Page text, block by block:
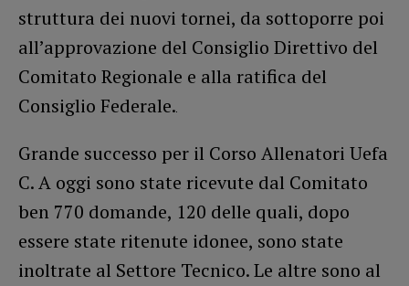
struttura dei nuovi tornei, da sottoporre poi
all’approvazione del Consiglio Direttivo del
Comitato Regionale e alla ratifica del
Consiglio Federale.
Grande successo per il Corso Allenatori Uefa
C. A oggi sono state ricevute dal Comitato
ben 770 domande, 120 delle quali, dopo
essere state ritenute idonee, sono state
inoltrate al Settore Tecnico. Le altre sono al